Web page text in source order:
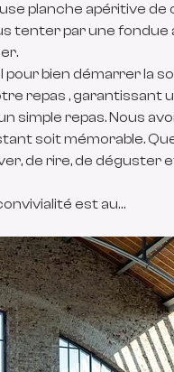
planche apéritive de
tenter par une
bien démarrer la
repas , garantissant
simple repas. Nous
soit mémorable.
de rire, de déguster
est au…